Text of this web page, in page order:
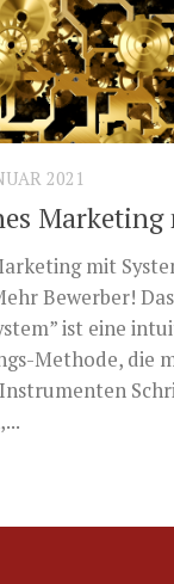
2021
Marketing
mit
Bewerber!
ist eine
Methode, die